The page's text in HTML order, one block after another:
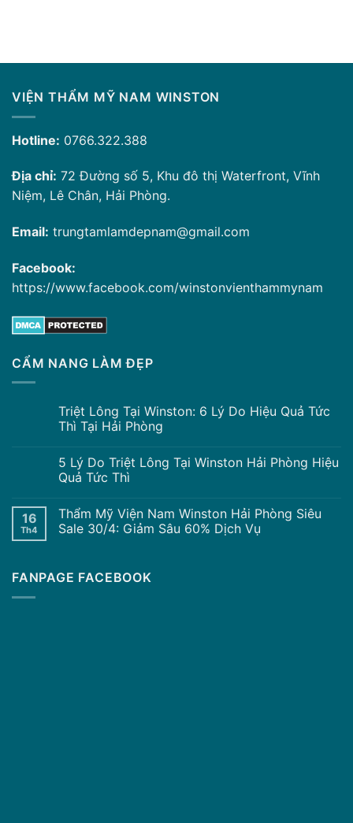
VIỆN THẨM MỸ NAM WINSTON
Hotline: 0766.322.388
Địa chỉ: 72 Đường số 5, Khu đô thị Waterfront, Vĩnh
Niệm, Lê Chân, Hải Phòng.
Email: trungtamlamdepnam@gmail.com
Facebook:
https://www.facebook.com/winstonvienthammynam
CẨM NANG LÀM ĐẸP
Triệt Lông Tại Winston: 6 Lý Do Hiệu Quả Tức
Thì Tại Hải Phòng
5 Lý Do Triệt Lông Tại Winston Hải Phòng Hiệu
Quả Tức Thì
16
Th4
Thẩm Mỹ Viện Nam Winston Hải Phòng Siêu
Sale 30/4: Giảm Sâu 60% Dịch Vụ
FANPAGE FACEBOOK